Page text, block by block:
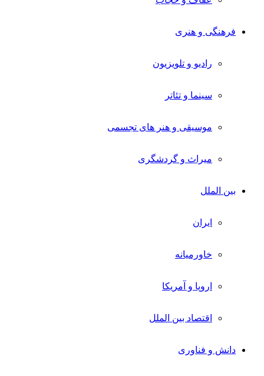
فرهنگی و هنری
رادیو و تلویزیون
سینما و تئاتر
موسیقی و هنر های تجسمی
میراث و گردشگری
بین الملل
ایران
خاورمیانه
اروپا و آمریکا
اقتصاد بین الملل
دانش و فناوری